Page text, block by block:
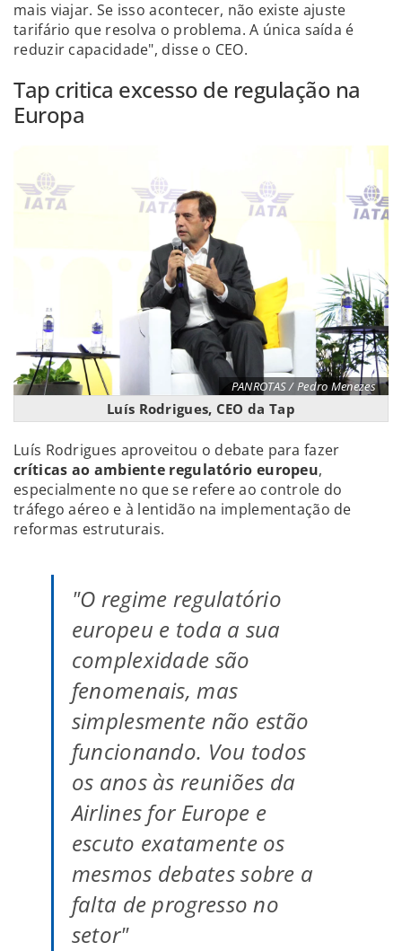
mais viajar. Se isso acontecer, não existe ajuste
tarifário que resolva o problema. A única saída é
reduzir capacidade", disse o CEO.
Tap critica excesso de regulação na
Europa
PANROTAS / Pedro Menezes
Luís Rodrigues, CEO da Tap
Luís Rodrigues aproveitou o debate para fazer
críticas ao ambiente regulatório europeu,
especialmente no que se refere ao controle do
tráfego aéreo e à lentidão na implementação de
reformas estruturais.
"O regime regulatório
europeu e toda a sua
complexidade são
fenomenais, mas
simplesmente não estão
funcionando. Vou todos
os anos às reuniões da
Airlines for Europe e
escuto exatamente os
mesmos debates sobre a
falta de progresso no
setor"